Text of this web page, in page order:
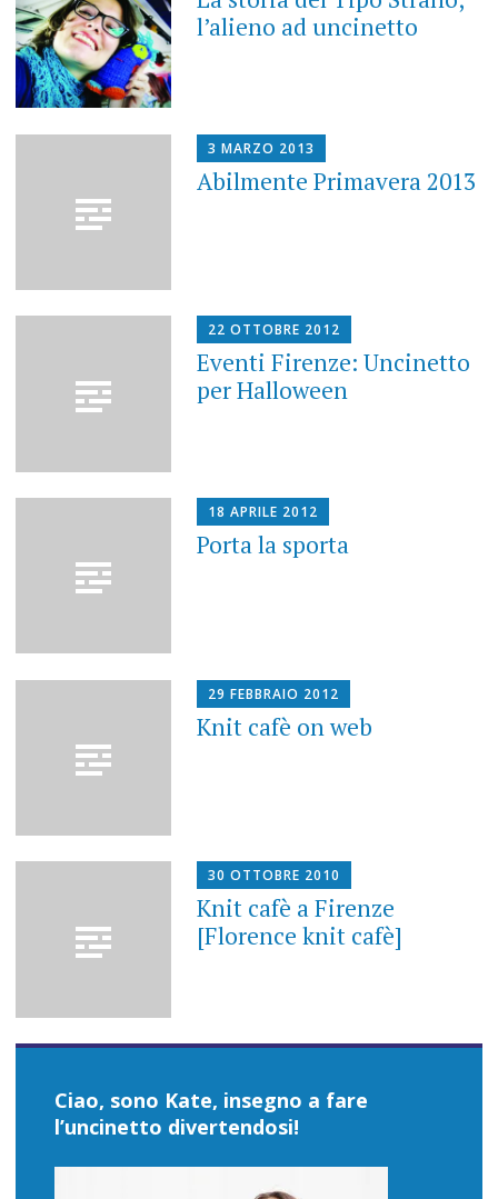
l’alieno ad uncinetto
3 MARZO 2013
Abilmente Primavera 2013
22 OTTOBRE 2012
Eventi Firenze: Uncinetto
per Halloween
18 APRILE 2012
Porta la sporta
29 FEBBRAIO 2012
Knit cafè on web
30 OTTOBRE 2010
Knit cafè a Firenze
[Florence knit cafè]
Ciao, sono Kate, insegno a fare
l’uncinetto divertendosi!